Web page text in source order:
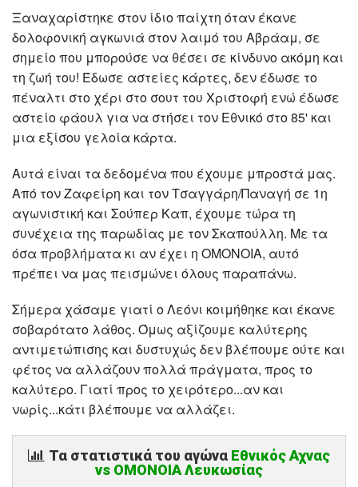
Ξαναχαρίστηκε στον ίδιο παίχτη όταν έκανε
δολοφονική αγκωνιά στον λαιμό του Αβράαμ, σε
σημείο που μπορούσε να θέσει σε κίνδυνο ακόμη και
τη ζωή του! Έδωσε αστείες κάρτες, δεν έδωσε το
πέναλτι στο χέρι στο σουτ του Χριστοφή ενώ έδωσε
αστείο φάουλ για να στήσει τον Εθνικό στο 85' και
μια εξίσου γελοία κάρτα.
Αυτά είναι τα δεδομένα που έχουμε μπροστά μας.
Από τον Ζαφείρη και τον Τσαγγάρη/Παναγή σε 1η
αγωνιστική και Σούπερ Καπ, έχουμε τώρα τη
συνέχεια της παρωδίας με τον Σκαπούλλη. Με τα
όσα προβλήματα κι αν έχει η ΟΜΟΝΟΙΑ, αυτό
πρέπει να μας πεισμώνει όλους παραπάνω.
Σήμερα χάσαμε γιατί ο Λεόνι κοιμήθηκε και έκανε
σοβαρότατο λάθος. Όμως αξίζουμε καλύτερης
αντιμετώπισης και δυστυχώς δεν βλέπουμε ούτε και
φέτος να αλλάζουν πολλά πράγματα, προς το
καλύτερο. Γιατί προς το χειρότερο...αν και
νωρίς...κάτι βλέπουμε να αλλάζει.
Τα στατιστικά του αγώνα Εθνικός Αχνας
vs ΟΜΟΝΟΙΑ Λευκωσίας